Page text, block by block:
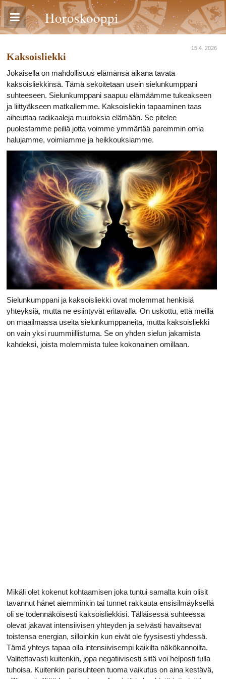
Horoskooppi
15.4. 2026
Kaksoisliekki
Jokaisella on mahdollisuus elämänsä aikana tavata
kaksoisliekkinsä. Tämä sekoitetaan usein sielunkumppani
suhteeseen. Sielunkumppani saapuu elämäämme tukeakseen
ja liittyäkseen matkallemme. Kaksoisliekin tapaaminen taas
aiheuttaa radikaaleja muutoksia elämään. Se pitelee
puolestamme peiliä jotta voimme ymmärtää paremmin omia
halujamme, voimiamme ja heikkouksiamme.
Sielunkumppani ja kaksoisliekki ovat molemmat henkisiä
yhteyksiä, mutta ne esiintyvät eritavalla. On uskottu, että meillä
on maailmassa useita sielunkumppaneita, mutta kaksoisliekki
on vain yksi ruummiillistuma. Se on yhden sielun jakamista
kahdeksi, joista molemmista tulee kokonainen omillaan.
Mikäli olet kokenut kohtaamisen joka tuntui samalta kuin olisit
tavannut hänet aiemminkin tai tunnet rakkauta ensisilmäyksellä
oli se todennäköisesti kaksoisliekkisi. Tälläisessä suhteessa
olevat jakavat intensiivisen yhteyden ja selvästi havaitsevat
toistensa energian, silloinkin kun eivät ole fyysisesti yhdessä.
Tämä yhteys tapaa olla intensiivisempi kaikilta näkökannoilta.
Valitettavasti kuitenkin, jopa negatiivisesti siitä voi helposti tulla
tuhoisa. Kuitenkin parisuhteen tuoma vaikutus on aina kestävä,